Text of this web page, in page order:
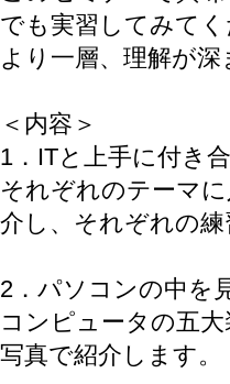
でも実習してみてく
より一層、理解が深
＜内容＞
1．ITと上手に付き
それぞれのテーマ
介し、それぞれの練
2．パソコンの中を
コンピュータの五
写真で紹介します。